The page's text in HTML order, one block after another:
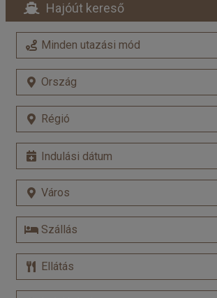
Hajóút kereső